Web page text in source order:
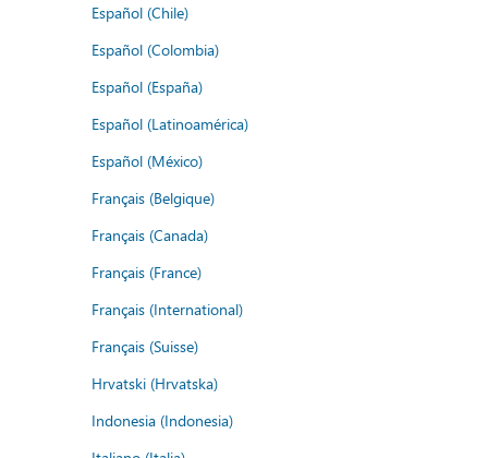
Español (Chile)
Español (Colombia)
Español (España)
Español (Latinoamérica)
Español (México)
Français (Belgique)
Français (Canada)
Français (France)
Français (International)
Français (Suisse)
Hrvatski (Hrvatska)
Indonesia (Indonesia)